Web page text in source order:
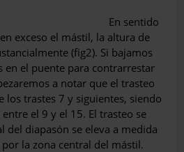
En sentido
exceso el mástil, la altura de
(fig2). Si bajamos
en el puente para contrarrestar
a notar que el trasteo
los trastes 7 y siguientes, siendo
el 9 y el 15. El trasteo se
del diapasón se eleva a medida
la zona central del mástil.